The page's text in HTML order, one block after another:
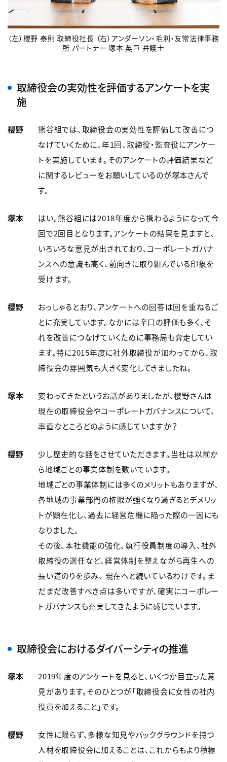
（左）櫻野 泰則 取締役社長 （右）アンダーソン・毛利・友常法律事務
所 パートナー 塚本 英巨 弁護士
取締役会の実効性を評価するアンケートを実
施
櫻野
熊谷組では、取締役会の実効性を評価して改善につ
なげていくために、年1回、取締役・監査役にアンケー
トを実施しています。そのアンケートの評価結果など
に関するレビューをお願いしているのが塚本さんで
す。
塚本
はい。熊谷組には2018年度から携わるようになって今
回で2回目となります。アンケートの結果を見ますと、
いろいろな意見が出されており、コーポレートガバナ
ンスへの意識も高く、前向きに取り組んでいる印象を
受けます。
櫻野
おっしゃるとおり、アンケートへの回答は回を重ねるご
とに充実しています。なかには辛口の評価も多く、そ
れを改善につなげていくために事務局も奔走してい
ます。特に2015年度に社外取締役が加わってから、取
締役会の雰囲気も大きく変化してきましたね。
塚本
変わってきたというお話がありましたが、櫻野さんは
現在の取締役会やコーポレートガバナンスについて、
率直なところどのように感じていますか？
櫻野
少し歴史的な話をさせていただきます。当社は以前か
ら地域ごとの事業体制を敷いています。
地域ごとの事業体制には多くのメリットもありますが、
各地域の事業部門の権限が強くなり過ぎるとデメリッ
トが顕在化し、過去に経営危機に陥った際の一因にも
なりました。
その後、本社機能の強化、執行役員制度の導入、社外
取締役の選任など、経営体制を整えながら再生への
長い道のりを歩み、 現在へと続いているわけです。ま
だまだ改善すべき点は多いですが、確実にコーポレー
トガバナンスも充実してきたように感じています。
取締役会におけるダイバーシティの推進
塚本
2019年度のアンケートを見ると、いくつか目立った意
見があります。そのひとつが「取締役会に女性の社内
役員を加えること」です。
櫻野
女性に限らず、多様な知見やバックグラウンドを持つ
人材を取締役会に加えることは、これからもより積極